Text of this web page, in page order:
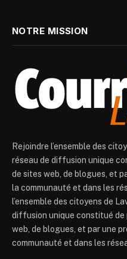
NOTRE MISSION
Rejoindre l’ensemble des
réseau de diffusion unique
de sites web, de blogues, et
la communauté et dans les
l’ensemble des citoyens de
diffusion unique constitué de
web, de blogues, et par une
communauté et dans les